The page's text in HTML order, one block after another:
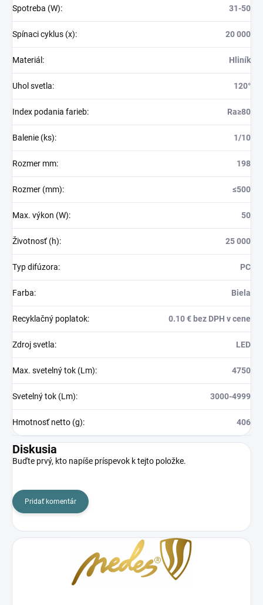
Spotreba (W): 31-50
Spínaci cyklus (x): 20 000
Materiál : Hliník
Uhol svetla: 120°
Index podania farieb: Ra≥80
Balenie (ks): 1/10
Rozmer mm: 198
Rozmer (mm): ≤500
Max. výkon (W): 50
Životnosť (h): 25 000
Typ difúzora: PC
Farba: Biela
Recyklačný poplatok: 0.10 € bez DPH v cene
Zdroj svetla: LED
Max. svetelný tok (Lm): 4750
Svetelný tok (Lm): 3000-4999
Hmotnosť netto (g): 406
Diskusia
Buďte prvý, kto napíše príspevok k tejto položke.
Pridať komentár